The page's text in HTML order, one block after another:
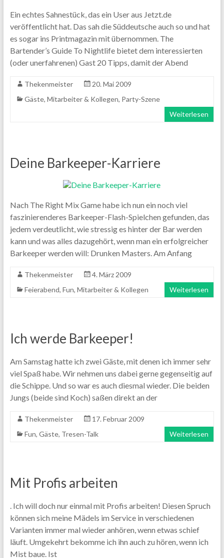
Ein echtes Sahnestück, das ein User aus Jetzt.de
veröffentlicht hat. Das sah die Süddeutsche auch so und hat
es sogar ins Printmagazin mit übernommen. The
Bartender’s Guide To Nightlife bietet dem interessierten
(oder unerfahrenen) Gast 20 Tipps, damit der Abend
Thekenmeister
20. Mai 2009
Gäste, Mitarbeiter & Kollegen, Party-Szene
Weiterlesen
Deine Barkeeper-Karriere
Nach The Right Mix Game habe ich nun ein noch viel
faszinierenderes Barkeeper-Flash-Spielchen gefunden, das
jedem verdeutlicht, wie stressig es hinter der Bar werden
kann und was alles dazugehört, wenn man ein erfolgreicher
Barkeeper werden will: Drunken Masters. Am Anfang
Thekenmeister
4. März 2009
Feierabend, Fun, Mitarbeiter & Kollegen Weiterlesen
Ich werde Barkeeper!
Am Samstag hatte ich zwei Gäste, mit denen ich immer sehr
viel Spaß habe. Wir nehmen uns dabei gerne gegenseitig auf
die Schippe. Und so war es auch diesmal wieder. Die beiden
Jungs (beide sind Koch) saßen direkt an der
Thekenmeister
17. Februar 2009
Fun, Gäste, Tresen-Talk Weiterlesen
Mit Profis arbeiten
. Ich will doch nur einmal mit Profis arbeiten! Diesen Spruch
können sich meine Mädels im Service in verschiedenen
Varianten immer mal wieder anhören, wenn etwas schief
läuft. Umgekehrt bekomme ich ihn auch zu hören, wenn ich
Mist baue. Ist